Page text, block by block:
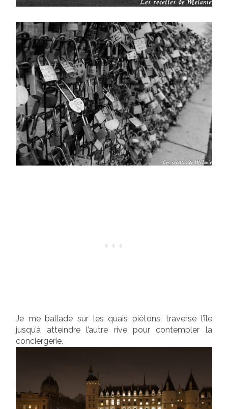
Je me ballade sur les quais piétons, traverse l’île
jusqu’à atteindre l’autre rive pour contempler la
conciergerie.